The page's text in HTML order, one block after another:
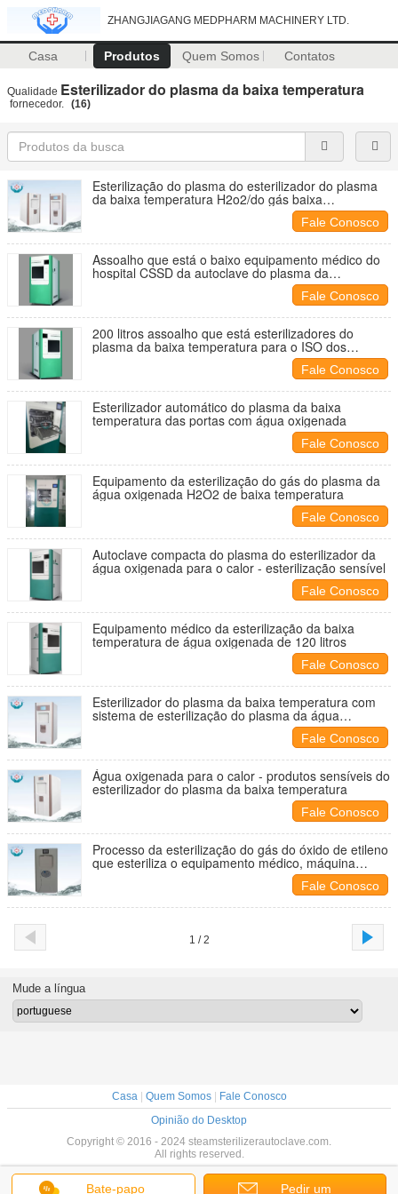
ZHANGJIAGANG MEDPHARM MACHINERY LTD.
Casa Produtos Quem Somos Contatos
Qualidade Esterilizador do plasma da baixa temperatura
fornecedor. (16)
Esterilização do plasma do esterilizador do plasma
da baixa temperatura H2o2/do gás baixa
Fale Conosco
Assoalho que está o baixo equipamento médico do
hospital CSSD da autoclave do plasma da
Fale Conosco
200 litros assoalho que está esterilizadores do
plasma da baixa temperatura para o ISO dos
Fale Conosco
Esterilizador automático do plasma da baixa
temperatura das portas com água oxigenada
Fale Conosco
Equipamento da esterilização do gás do plasma da
água oxigenada H2O2 de baixa temperatura
Fale Conosco
Autoclave compacta do plasma do esterilizador da
água oxigenada para o calor - esterilização sensível
Fale Conosco
Equipamento médico da esterilização da baixa
temperatura de água oxigenada de 120 litros
Fale Conosco
Esterilizador do plasma da baixa temperatura com
sistema de esterilização do plasma da água
Fale Conosco
Água oxigenada para o calor - produtos sensíveis do
esterilizador do plasma da baixa temperatura
Fale Conosco
Processo da esterilização do gás do óxido de etileno
que esteriliza o equipamento médico, máquina
Fale Conosco
1 / 2
Bate-papo Pedir um
Mude a língua
Casa| Quem Somos|
Fale Conosco
Opinião do Desktop
Copyright © 2016 - 2024 steamsterilizerautoclave.com.
All rights reserved.